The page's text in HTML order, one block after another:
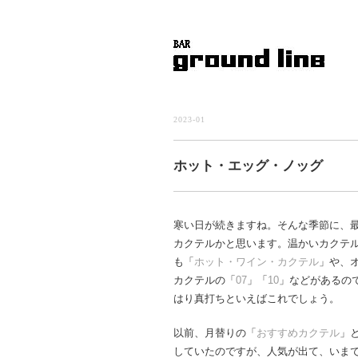
2023-01
ホット・エッグ・ノッグ
寒い日が続きますね。そんな季節に、
カクテルかと思います。温かいカクテ
も「 ホット・ワイン・カクテル 」や、
カクテルの「 07 」「 10 」などがあるの
はり真打ちといえばこれでしょう。
以前、月替りの「 おすすめカクテル 」
していたのですが、人気が出て、いま